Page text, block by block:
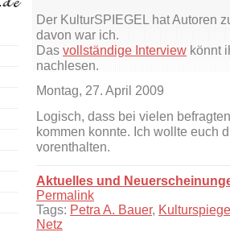
Der KulturSPIEGEL hat Autoren
davon war ich.
Das vollständige Interview könnt
nachlesen.
Montag, 27. April 2009
Logisch, dass bei vielen
kommen konnte. Ich wollte euch
vorenthalten.
Aktuelles und
Permalink
Tags: Petra A. Bauer,
Netz